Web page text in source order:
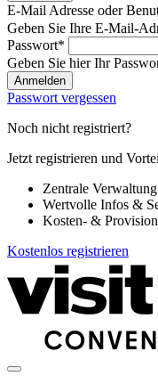
Willkommen
zurück!
Bitte
melden
Sie
sich
an
E-Mail Adresse oder
Geben Sie Ihre E-Mail-
Passwort*
Geben Sie hier Ihr
Passwort vergessen
Noch nicht registriert?
Jetzt registrieren und
Zentrale
Wertvolle Infos &
Kosten- &
Kostenlos registrieren